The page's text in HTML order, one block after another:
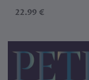
22.99 €